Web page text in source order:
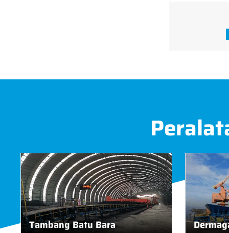
Tambang Batu Bara